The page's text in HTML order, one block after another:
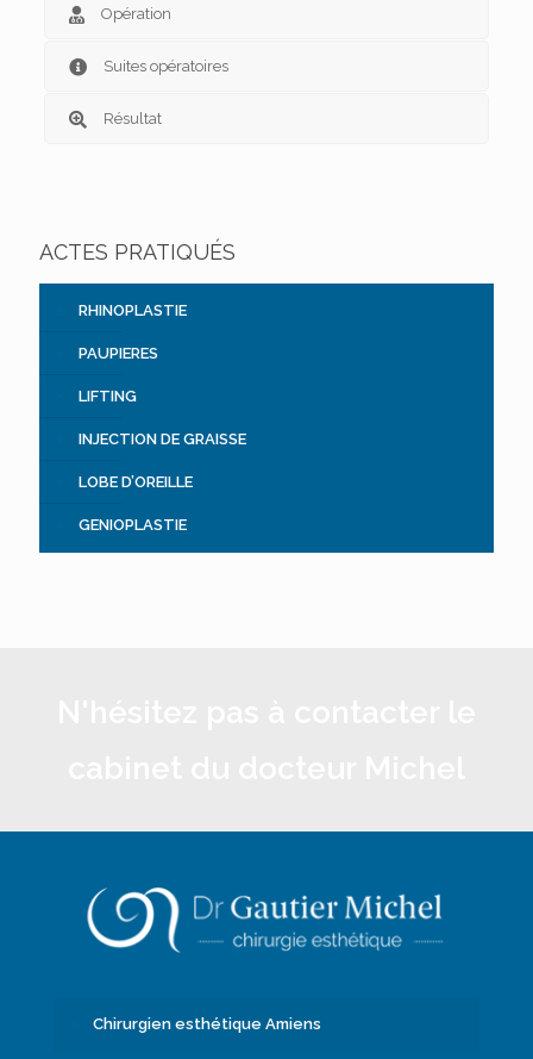
Opération
Suites opératoires
Résultat
ACTES PRATIQUÉS
RHINOPLASTIE
PAUPIERES
LIFTING
INJECTION DE GRAISSE
LOBE D’OREILLE
GENIOPLASTIE
Chirurgien esthétique Amiens